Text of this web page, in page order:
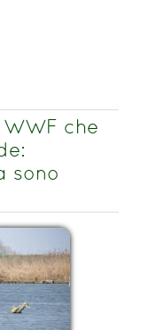
che
sono